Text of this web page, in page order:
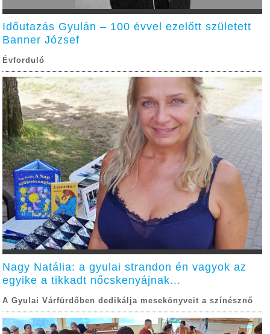
Időutazás Gyulán – 100 évvel ezelőtt született
Banner József
Évforduló
Nagy Natália: a gyulai strandon én vagyok az
egyike a tikkadt nőcskenyájnak...
A Gyulai Várfürdőben dedikálja mesekönyveit a színésznő